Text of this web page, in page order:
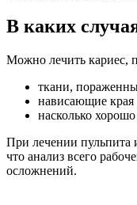
В каких
Можно лечить кариес,
ткани,
нависающие края
насколько
При лечении пульпита
что анализ всего
осложнений.